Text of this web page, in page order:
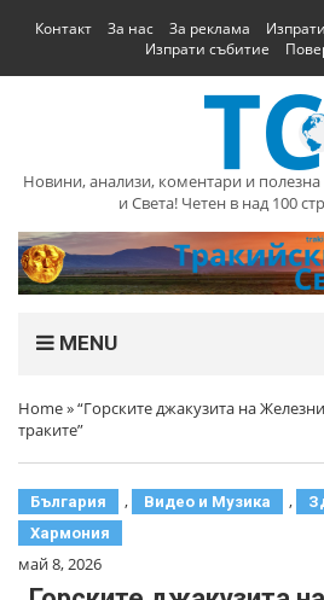
Контакт За нас За реклама
Изпрати събитие
Новини, анализи, коментари и
и Света! Четен в над 100
MENU
Home»“Горските джакузита на
траките”
България , Видео и Музика ,
Хармония
май 8, 2026